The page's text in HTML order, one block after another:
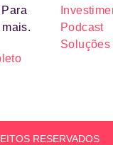
Podcast
Soluções
RESERVADOS